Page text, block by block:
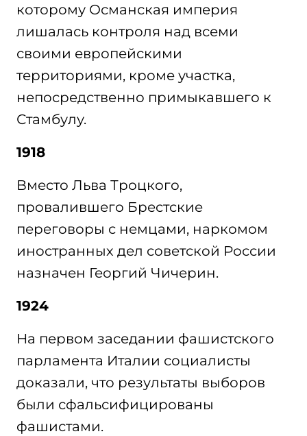
которому Османская империя
лишалась контроля над всеми
своими европейскими
территориями, кроме участка,
непосредственно примыкавшего к
Стамбулу.
1918
Вместо Льва Троцкого,
провалившего Брестские
переговоры с немцами, наркомом
иностранных дел советской России
назначен Георгий Чичерин.
1924
На первом заседании фашистского
парламента Италии социалисты
доказали, что результаты выборов
были сфальсифицированы
фашистами.